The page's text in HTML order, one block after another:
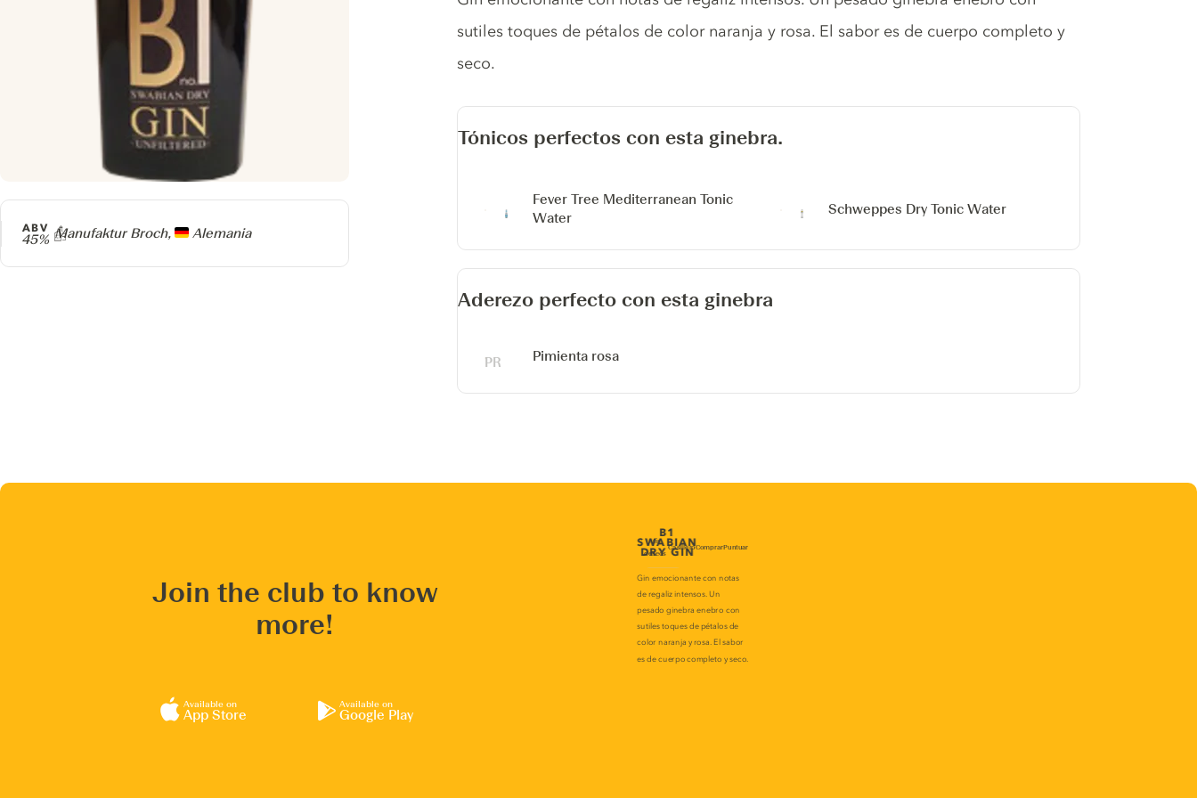
Producer
Manufaktur Broch, Alemania
ABV
45%
sutiles toques de pétalos de color naranja y rosa. El sabor es de cuerpo completo y
seco.
Tónicos perfectos con esta ginebra.
Fever Tree Mediterranean Tonic
Water
Schweppes Dry Tonic Water
Aderezo perfecto con esta ginebra
Pimienta rosa
Join the club to know
more!
Available on
App Store
Available on
Google Play